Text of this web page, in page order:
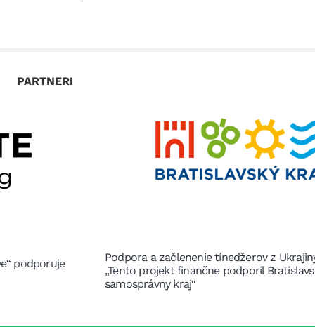
PARTNERI
Podpora a začlenenie tínedžerov z Ukrajiny v Bratislave
„Tento projekt finančne podporil Bratislavský
samosprávny kraj“